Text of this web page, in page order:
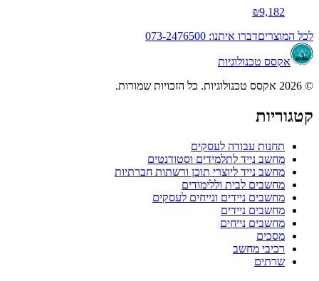
₪9,182
לכל המוצריםדברו איתנו: 073-2476500
אקסס טכנולוגיות
© 2026 אקסס טכנולוגיות. כל הזכויות שמורות.
קטגוריות
תחנות עבודה לעסקים
מחשב נייד לתלמידים וסטודנטים
מחשב נייד ליוצרי תוכן ורשתות חברתיות
מחשבים לבית וללימודים
מחשבים ניידים ונייחים לעסקים
מחשבים ניידים
מחשבים נייחים
מסכים
רכיבי מחשב
שרתים